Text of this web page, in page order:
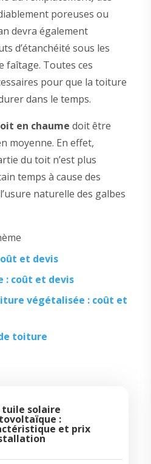
poreuses ou
devra également
d’étanchéité sous les
faîtage. Toutes ces
pour que la toiture
dans le temps.
en chaume doit être
moyenne. En effet,
du toit n’est plus
temps à cause des
naturelle des galbes
et devis
: coût et devis
végétalisée : coût et
toiture
tuile solaire
:
et prix